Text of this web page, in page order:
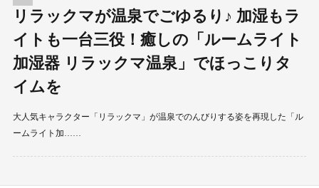
リラックマが温泉でごゆるり♪ 加湿もラ
イトも一台三役！癒しの「ルームライト
加湿器 リラックマ温泉」でほっこりタ
イムを
大人気キャラクター「リラックマ」が温泉でのんびりする姿を再現した「ル
ームライト加……